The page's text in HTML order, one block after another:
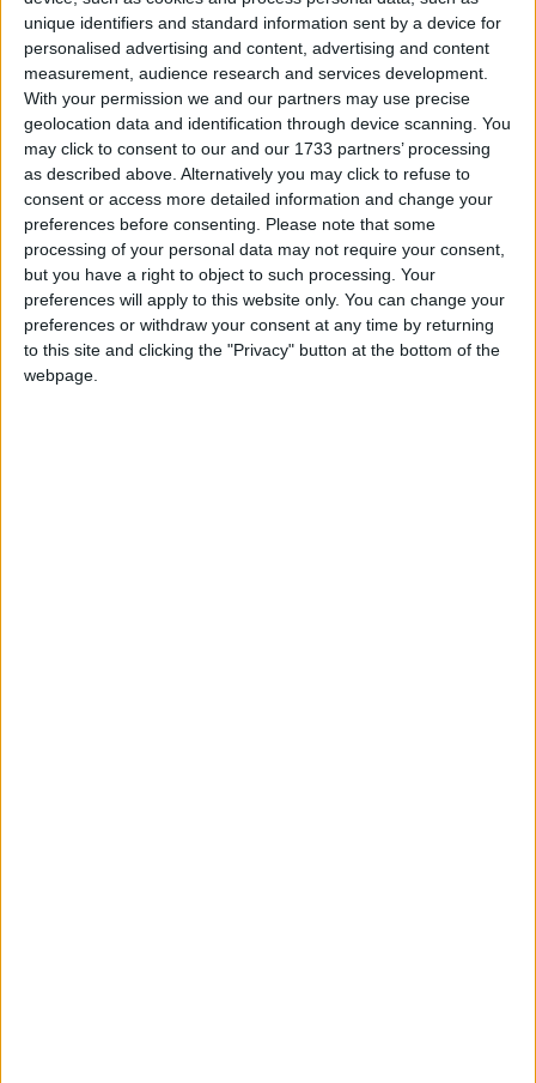
unique identifiers and standard information sent by a device for
personalised advertising and content, advertising and content
measurement, audience research and services development.
With your permission we and our partners may use precise
geolocation data and identification through device scanning. You
may click to consent to our and our 1733 partners’ processing
as described above. Alternatively you may click to refuse to
consent or access more detailed information and change your
preferences before consenting.
Please note that some
processing of your personal data may not require your consent,
but you have a right to object to such processing. Your
preferences will apply to this website only. You can change your
preferences or withdraw your consent at any time by returning
to this site and clicking the "Privacy" button at the bottom of the
webpage.
ambiente curato nei minimi dettagli, senza
frenesia, capace di creare un ritmo equilibrato e
un percorso semplice da interpretare. La ricerca
di questo equilibrio porta molti utenti verso
soluzioni curate dal punto di vista estetico e
tecnico, con un design che guida lo sguardo e
un flusso narrativo costruito per dare un senso
preciso a ogni scelta.